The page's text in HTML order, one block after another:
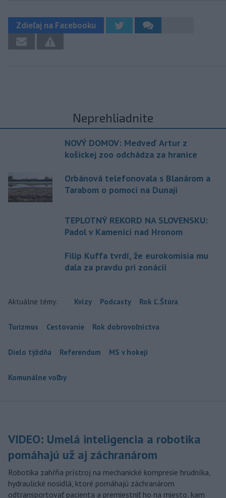
Zdieľaj na Facebooku
Neprehliadnite
NOVÝ DOMOV: Medveď Artur z
košickej zoo odchádza za hranice
Orbánová telefonovala s Blanárom a
Tarabom o pomoci na Dunaji
TEPLOTNÝ REKORD NA SLOVENSKU:
Padol v Kamenici nad Hronom
Filip Kuffa tvrdí, že eurokomisia mu
dala za pravdu pri zonácii
Aktuálne témy: Kvízy Podcasty Rok Ľ.Štúra
Turizmus Cestovanie Rok dobrovoľníctva
Dielo týždňa Referendum MS v hokeji
Komunálne voľby
VIDEO: Umelá inteligencia a robotika
pomáhajú už aj záchranárom
Robotika zahŕňa prístroj na mechanické kompresie hrudníka,
hydraulické nosidlá, ktoré pomáhajú záchranárom
odtransportovať pacienta a premiestniť ho na miesto, kam